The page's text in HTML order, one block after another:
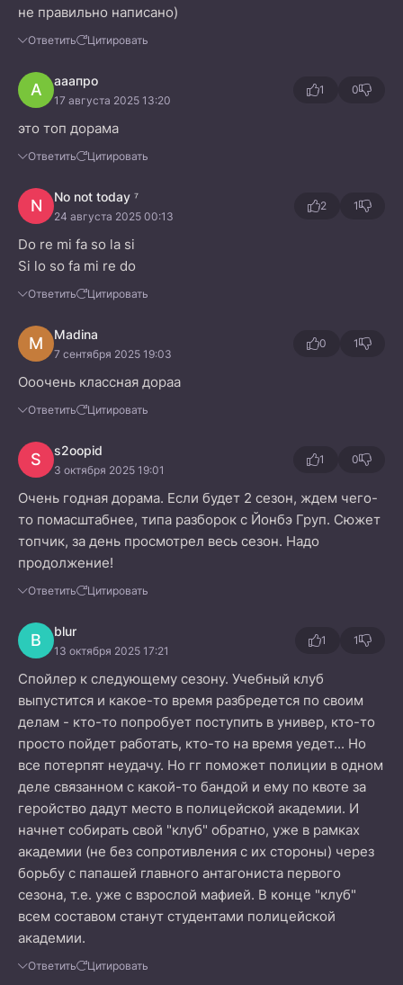
не правильно написано)
Ответить Цитировать
А ааапро
17 августа 2025 13:20
1 0
это топ дорама
Ответить Цитировать
N No not today ⁷
24 августа 2025 00:13
2 1
Do re mi fa so la si
Si lo so fa mi re do
Ответить Цитировать
M Madina
7 сентября 2025 19:03
0 1
Ооочень классная дораа
Ответить Цитировать
S s2oopid
3 октября 2025 19:01
1 0
Очень годная дорама. Если будет 2 сезон, ждем чего-
то помасштабнее, типа разборок с Йонбэ Груп. Сюжет
топчик, за день просмотрел весь сезон. Надо
продолжение!
Ответить Цитировать
B blur
13 октября 2025 17:21
1 1
Спойлер к следующему сезону. Учебный клуб
выпустится и какое-то время разбредется по своим
делам - кто-то попробует поступить в универ, кто-то
просто пойдет работать, кто-то на время уедет... Но
все потерпят неудачу. Но гг поможет полиции в одном
деле связанном с какой-то бандой и ему по квоте за
геройство дадут место в полицейской академии. И
начнет собирать свой "клуб" обратно, уже в рамках
академии (не без сопротивления с их стороны) через
борьбу с папашей главного антагониста первого
сезона, т.е. уже с взрослой мафией. В конце "клуб"
всем составом станут студентами полицейской
академии.
Ответить Цитировать